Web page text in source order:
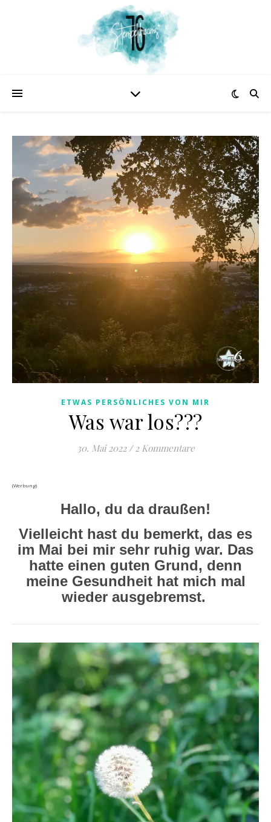
ETWAS PERSÖNLICHES VON MIR
Was war los???
30. Mai 2022 / 2 Kommentare
(Werbung)
Hallo, du da draußen!
Vielleicht hast du bemerkt, das es
im Mai bei mir sehr ruhig war. Das
hatte einen guten Grund, denn
meine Gesundheit hat mich mal
wieder ausgebremst.